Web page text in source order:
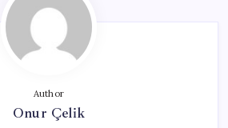
Author
Onur Çelik